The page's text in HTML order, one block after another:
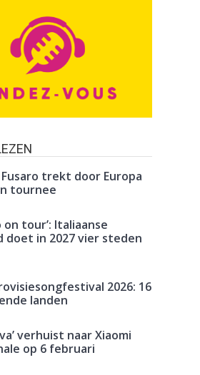
trekt door Europa
tournee
on tour’: Italiaanse
doet in 2027 vier steden
2026: 16
landen
verhuist naar Xiaomi
op 6 februari